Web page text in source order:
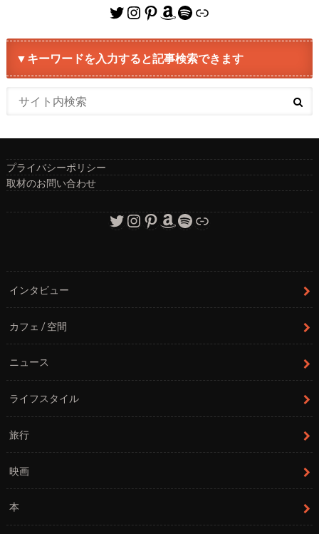
Twitter
Instagram
Pinterest
Amazon
Spotify
リンク
▼キーワードを入力すると記事検索できます
プライバシーポリシー
取材のお問い合わせ
Twitter
Instagram
Pinterest
Amazon
Spotify
リンク
インタビュー
カフェ / 空間
ニュース
ライフスタイル
旅行
映画
本